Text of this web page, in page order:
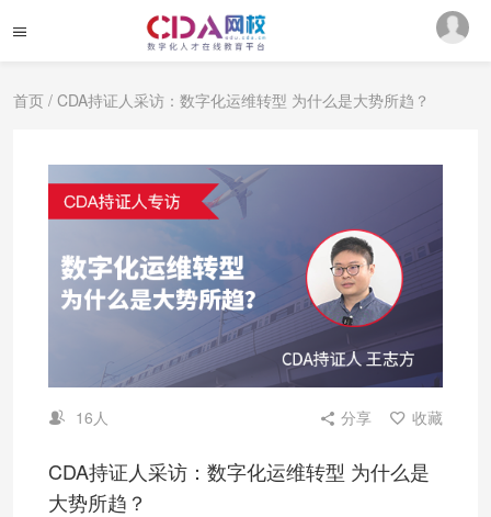
首页 / CDA持证人采访：数字化运维转型 为什么是大势所趋？
16人 分享 收藏
CDA持证人采访：数字化运维转型 为什么是
大势所趋？